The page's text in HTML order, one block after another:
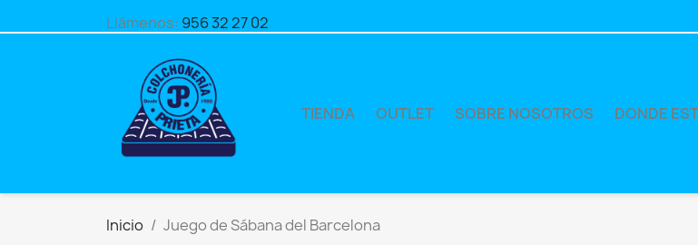
Llámenos: 956 32 27 02
TIENDA OUTLET SOBRE NOSOTROS DONDE
Inicio Juego de Sábana del Barcelona